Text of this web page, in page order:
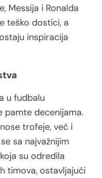
Messija i Ronalda
teško dostici, a
inspiracija
u fudbalu
pamte decenijama.
trofeje, već i
sa najvažnijim
su odredila
timova, ostavljajući